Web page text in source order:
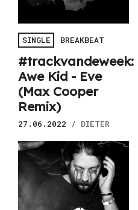
SINGLE BREAKBEAT
#trackvandeweek:
Awe Kid - Eve
(Max Cooper
Remix)
27.06.2022 / DIETER